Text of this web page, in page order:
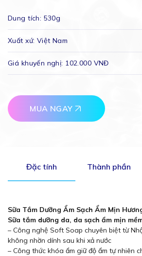
Dung tích: 530g
Xuất xứ: Việt Nam
Giá khuyến nghị: 102.000 VNĐ
MUA NGAY
Đặc tính Thành phần
Sữa Tắm Dưỡng Ẩm Sạch Ẩm Mịn
Sữa tắm dưỡng da, da sạch ẩm mịn
– Công nghệ Soft Soap chuyên biệt từ
không nhờn dính sau khi xả nước
– Công thức khóa ẩm giữ độ ẩm tự nhiên